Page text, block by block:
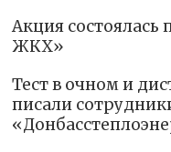
Акция
ЖКХ»
Тест в очном и
писали